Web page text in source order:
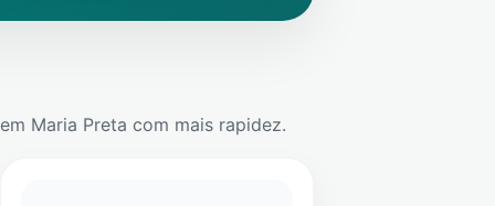
Maria Preta com mais rapidez.